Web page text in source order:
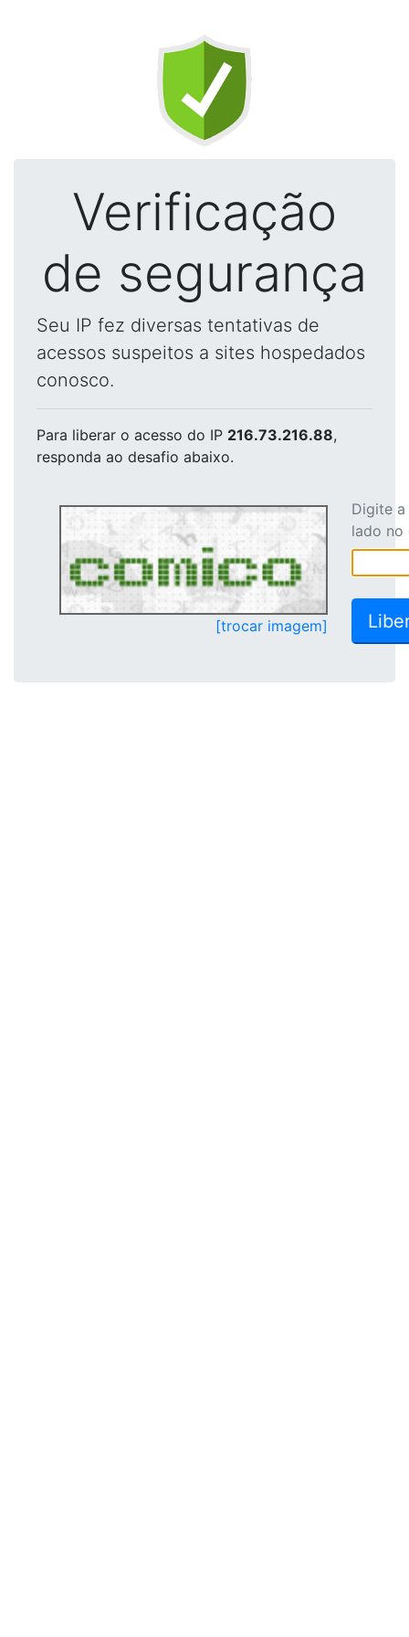
Verificação
de segurança
Seu IP fez diversas tentativas de
acessos suspeitos a sites hospedados
conosco.
Para liberar o acesso do IP 216.73.216.88,
responda ao desafio abaixo.
[trocar imagem]
Digite
lado no